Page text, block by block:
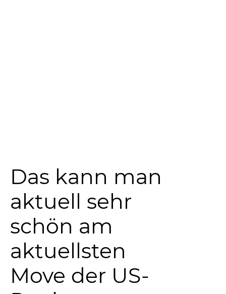
Das kann man
aktuell sehr
schön am
aktuellsten
Move der US-